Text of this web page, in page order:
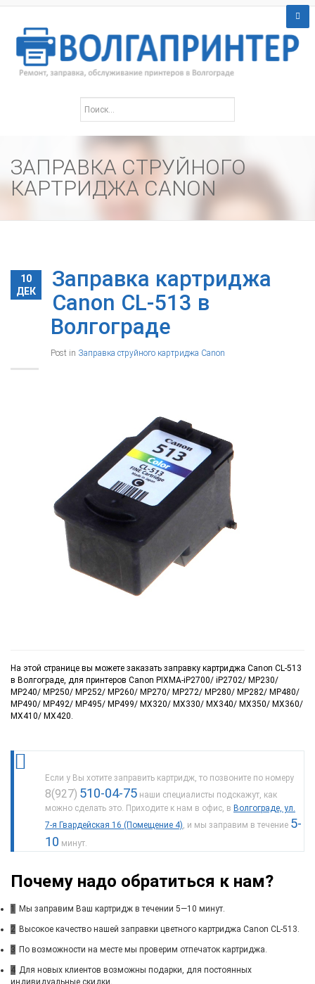
ЗАПРАВКА СТРУЙНОГО
КАРТРИДЖА CANON
10
ДЕК
Заправка картриджа
Canon CL-513 в
Волгограде
Post in Заправка струйного картриджа Canon
На этой странице вы можете заказать заправку картриджа Canon CL-513
в Волгограде, для принтеров Canon PIXMA-iP2700/ iP2702/ MP230/
MP240/ MP250/ MP252/ MP260/ MP270/ MP272/ MP280/ MP282/ MP480/
MP490/ MP492/ MP495/ MP499/ MX320/ MX330/ MX340/ MX350/ MX360/
MX410/ MX420.
Если у Вы хотите заправить картридж, то позвоните по номеру
8(927) 510-04-75 наши специалисты подскажут, как
можно сделать это. Приходите к нам в офис, в Волгограде, ул.
7-я Гвардейская 16 (Помещение 4) , и мы заправим в течение 5-
10 минут.
Почему надо обратиться к нам?
1 Мы заправим Ваш картридж в течении 5—10 минут.
2 Высокое качество нашей заправки цветного картриджа Canon CL-513.
3 По возможности на месте мы проверим отпечаток картриджа.
4 Для новых клиентов возможны подарки, для постоянных
индивидуальные скидки.